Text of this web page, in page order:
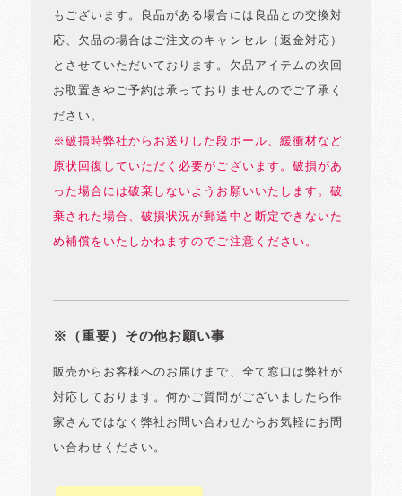
もございます。良品がある場合には良品との交換対
応、欠品の場合はご注文のキャンセル（返金対応）
とさせていただいております。欠品アイテムの次回
お取置きやご予約は承っておりませんのでご了承く
ださい。
※破損時弊社からお送りした段ボール、緩衝材など
原状回復していただく必要がございます。破損があ
った場合には破棄しないようお願いいたします。破
棄された場合、破損状況が郵送中と断定できないた
め補償をいたしかねますのでご注意ください。
※（重要）その他お願い事
販売からお客様へのお届けまで、全て窓口は弊社が
対応しております。何かご質問がございましたら作
家さんではなく弊社お問い合わせからお気軽にお問
い合わせください。